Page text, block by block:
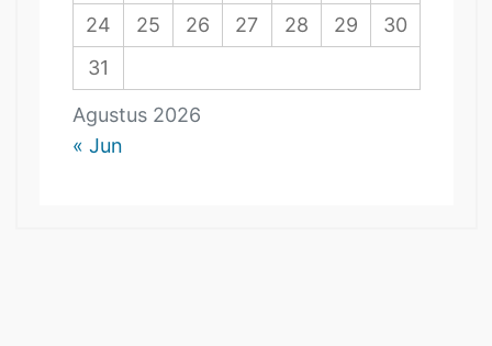
Agustus 2026
24
25 26 27 28 29
30
31
« Jun